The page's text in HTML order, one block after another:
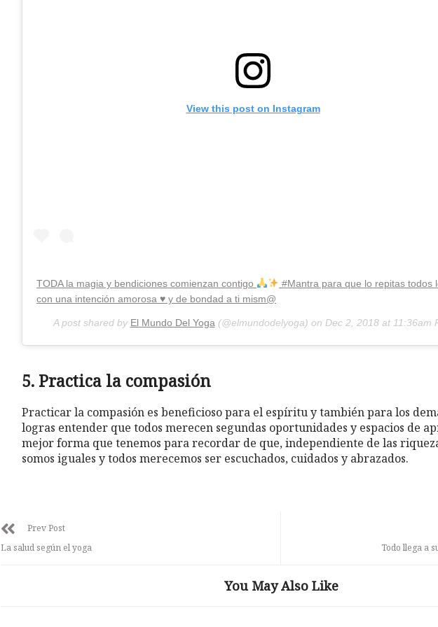
View this post on Instagram
TODA la magia y bendiciones comienzan contigo
#Mantra para que lo repitas todos
con una intención amorosa ♥ y de bondad a ti mism@
A post shared by El Mundo Del Yoga (@elmundodelyoga) on Dec 2, 2018 at 11:36am
5. Practica la compasión
Practicar la compasión es beneficioso para el espíritu y también para los
logras entender que todos merecen segundas oportunidades y espacios de
mejor forma que tenemos para recordar de que, independiente de las
somos iguales y todos merecemos ser escuchados, cuidados y abrazados.
Prev Post
La salud según el yoga
Todo llega a
You May Also Like